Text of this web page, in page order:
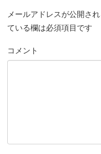
メールアドレスが公開さ
ている欄は必須項目です
コメント